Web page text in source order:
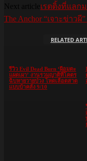
Next articleเรตติ้งที่แลก
The Anchor “เจาะข่าวผี
RELATED
รีวิว Evil Dead Burn ‘ผีอมตะ
แผดเผา’ งานรวมญาติที่โคตร
ฉิบหายวายป่วง โหดเลือดสาด
แบบบ้าคลั่ง 9/10